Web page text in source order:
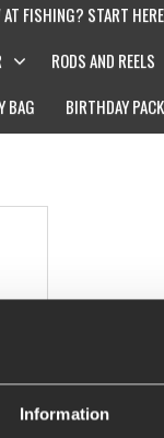
Information
AT FISHING? START
RODS AND REELS
BAG BIRTHDAY